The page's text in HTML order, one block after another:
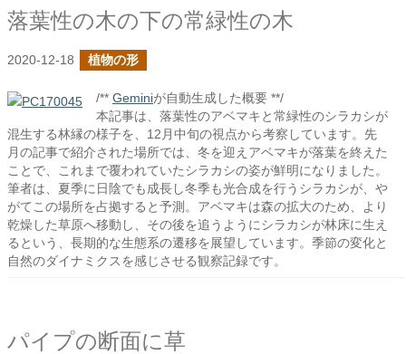
落葉性の木の下の常緑性の木
2020-12-18 植物の形
/** Geminiが自動生成した概要 **/
本記事は、落葉性のアベマキと常緑性のシラカシが
混生する林縁の様子を、12月中旬の視点から考察しています。先
月の記事で紹介された場所では、冬を迎えアベマキが落葉を終えた
ことで、これまで覆われていたシラカシの姿が鮮明になりました。
筆者は、夏季に日陰でも成長し冬季も光合成を行うシラカシが、や
がてこの場所を占拠すると予測。アベマキは森の拡大のため、より
乾燥した草原へ移動し、その後を追うようにシラカシが林床に生え
るという、長期的な生態系の遷移を展望しています。季節の変化と
自然のダイナミクスを感じさせる観察記録です。
パイプの断面に草